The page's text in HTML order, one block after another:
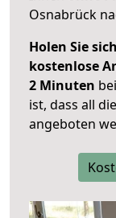
Osnabrück
Holen Sie
kostenlose
2 Minuten
ist, dass all
angeboten